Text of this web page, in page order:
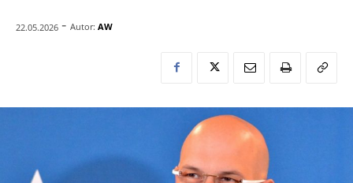
22.05.2026 - Autor: AW